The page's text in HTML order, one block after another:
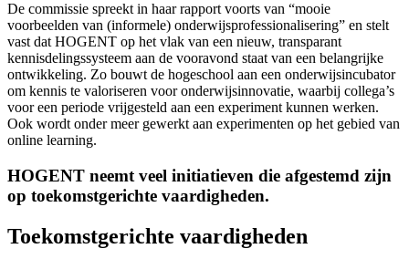
De commissie spreekt in haar rapport voorts van “mooie
voorbeelden van (informele) onderwijsprofessionalisering” en stelt
vast dat HOGENT op het vlak van een nieuw, transparant
kennisdelingssysteem aan de vooravond staat van een belangrijke
ontwikkeling. Zo bouwt de hogeschool aan een onderwijsincubator
om kennis te valoriseren voor onderwijsinnovatie, waarbij collega’s
voor een periode vrijgesteld aan een experiment kunnen werken.
Ook wordt onder meer gewerkt aan experimenten op het gebied van
online learning.
HOGENT neemt veel initiatieven die afgestemd zijn
op toekomstgerichte vaardigheden.
Toekomstgerichte vaardigheden